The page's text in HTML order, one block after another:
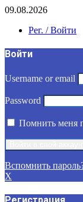
09.08.2026
Рег. / Войти
Войти
Username or email
Password
Помнить меня
Вспомнить
X